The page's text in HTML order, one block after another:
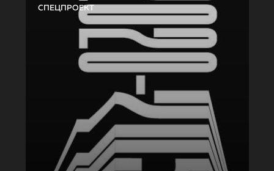
СПЕЦПРОЕКТ